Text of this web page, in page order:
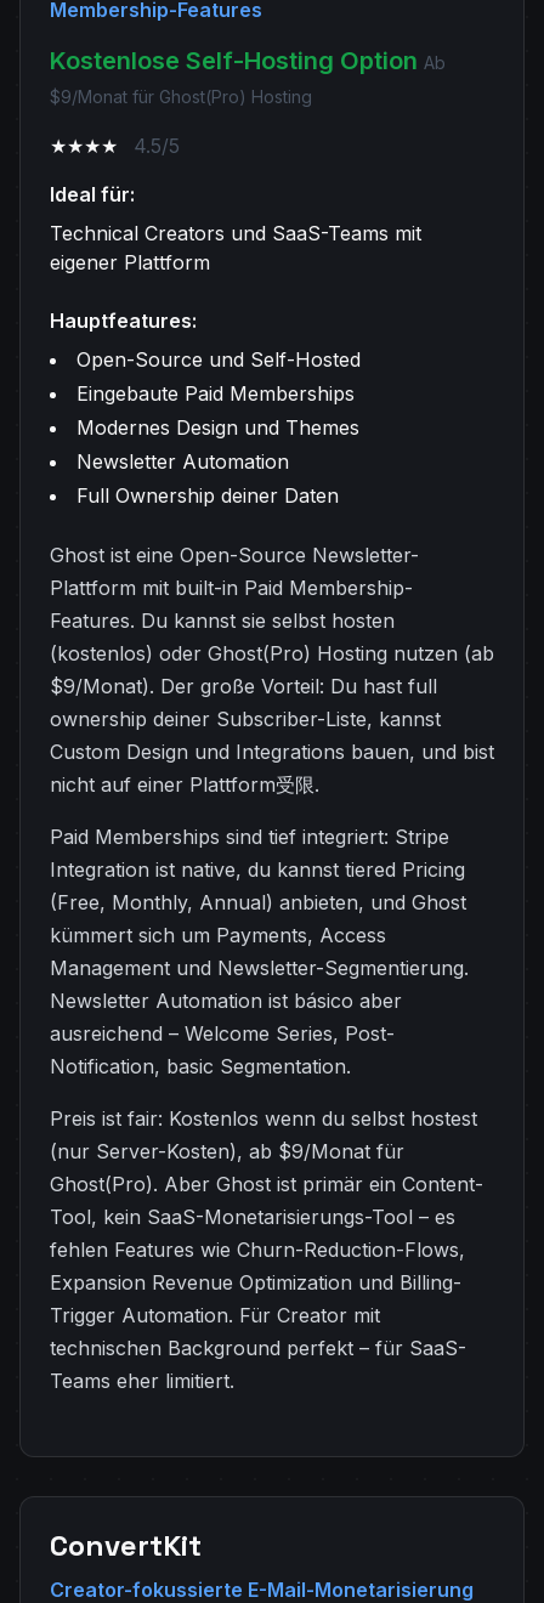
Membership-Features
Kostenlose Self-Hosting Option Ab
$9/Monat für Ghost(Pro) Hosting
★★★★
4.5/5
Ideal für:
Technical Creators und SaaS-Teams mit
eigener Plattform
Hauptfeatures:
Open-Source und Self-Hosted
Eingebaute Paid Memberships
Modernes Design und Themes
Newsletter Automation
Full Ownership deiner Daten
Ghost ist eine Open-Source Newsletter-
Plattform mit built-in Paid Membership-
Features. Du kannst sie selbst hosten
(kostenlos) oder Ghost(Pro) Hosting nutzen (ab
$9/Monat). Der große Vorteil: Du hast full
ownership deiner Subscriber-Liste, kannst
Custom Design und Integrations bauen, und bist
nicht auf einer Plattform受限.
Paid Memberships sind tief integriert: Stripe
Integration ist native, du kannst tiered Pricing
(Free, Monthly, Annual) anbieten, und Ghost
kümmert sich um Payments, Access
Management und Newsletter-Segmentierung.
Newsletter Automation ist básico aber
ausreichend – Welcome Series, Post-
Notification, basic Segmentation.
Preis ist fair: Kostenlos wenn du selbst hostest
(nur Server-Kosten), ab $9/Monat für
Ghost(Pro). Aber Ghost ist primär ein Content-
Tool, kein SaaS-Monetarisierungs-Tool – es
fehlen Features wie Churn-Reduction-Flows,
Expansion Revenue Optimization und Billing-
Trigger Automation. Für Creator mit
technischen Background perfekt – für SaaS-
Teams eher limitiert.
ConvertKit
Creator-fokussierte E-Mail-Monetarisierung